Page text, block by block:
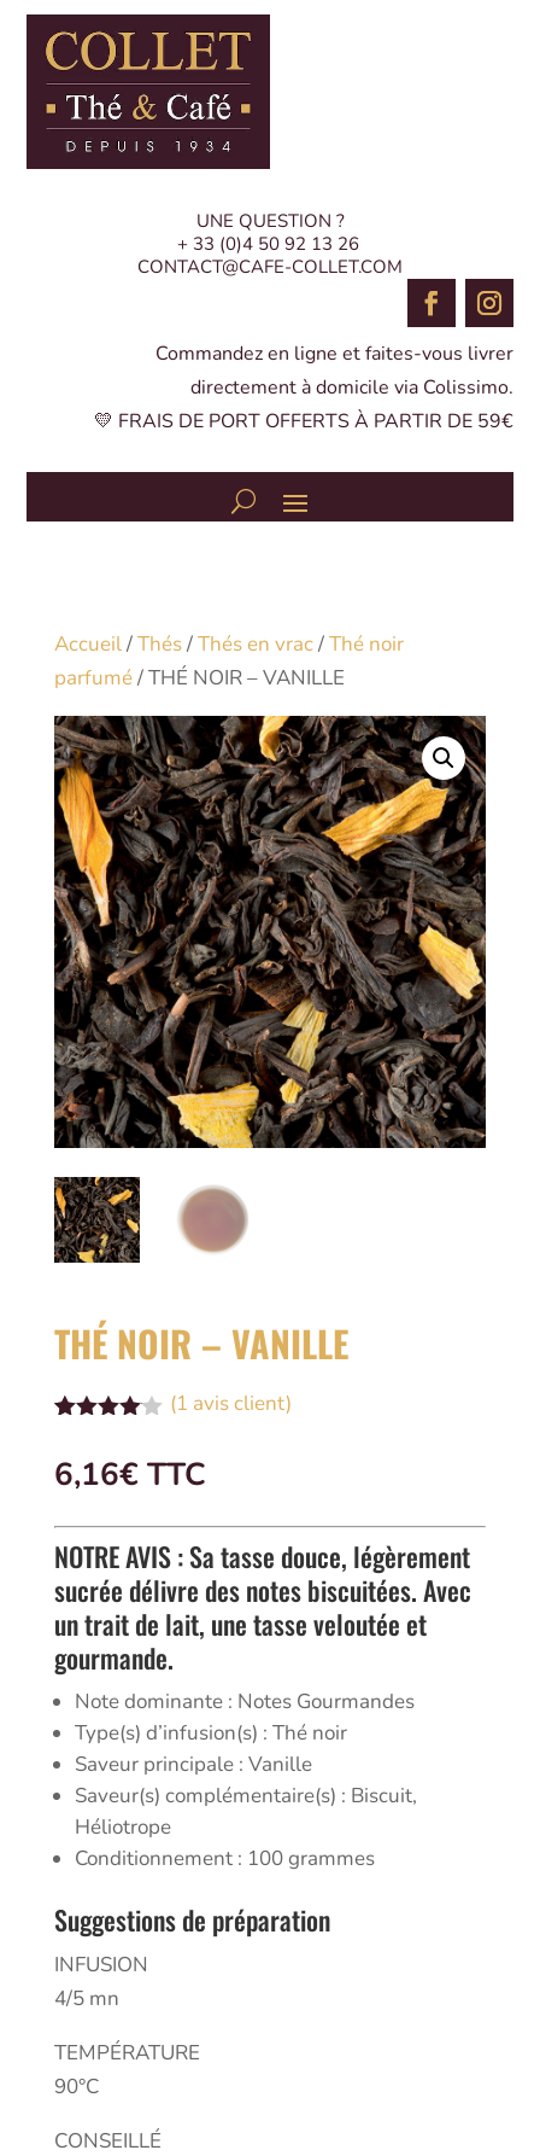
UNE QUESTION ?
+ 33 (0)4 50 92 13 26
CONTACT@CAFE-COLLET.COM
Commandez en ligne et faites-vous livrer
directement à domicile via Colissimo.
💛 FRAIS DE PORT OFFERTS À PARTIR DE 59€
Accueil/Thés/Thés en vrac/Thé noir
parfumé/ THÉ NOIR – VANILLE
THÉ NOIR – VANILLE
5 basé
sur
(1 avis client)
6,16€ TTC
NOTRE AVIS : Sa tasse douce, légèrement
sucrée délivre des notes biscuitées. Avec
un trait de lait, une tasse veloutée et
gourmande.
Note dominante : Notes Gourmandes
Type(s) d’infusion(s) : Thé noir
Saveur principale : Vanille
Saveur(s) complémentaire(s) : Biscuit,
Héliotrope
Conditionnement : 100 grammes
Suggestions de préparation
INFUSION
4/5 mn
TEMPÉRATURE
90°C
CONSEILLÉ